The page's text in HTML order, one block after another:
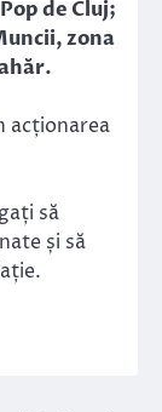
de Cluj;
zona
acționarea
să
și să